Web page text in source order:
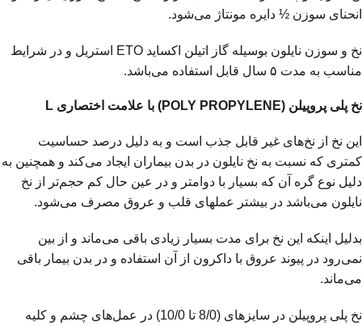
انحنای سوزن ½ دایره مونتاژ می‌شود.
نخ و سوزن نایلون بوسیله گاز اتیلن اکساید ETO استریل و در شرایط
مناسب به مدت ۵ سال قابل استفاده می‌باشد.
نخ پلی پروپیلن (POLY PROPYLENE) با علامت اختصاری L
این نخ از نخ‌های غیر قابل جذب است و به دلیل درصد حساسیت
کمتری که نسبت به نخ نایلون در بدن بیماران ایجاد می‌کند و همچنین به
دلیل نوع گره آن که بسیار با دوامتر و در عین حال کم حجم‌تر از نخ
نایلون می‌باشد در بیشتر عملهای قلب و عروق مصرف می‌شود.
بدلیل اینکه این نخ برای مدت بسیار زیادی باقی می‌ماند و از بین
نمی‌رود در پیوند عروق با داکرون از آن استفاده و در بدن بیمار باقی
می‌ماند.
نخ پلی پروپیلن در سایزهای (8/0 تا 10/0) در عمل‌های چشم و کلیه